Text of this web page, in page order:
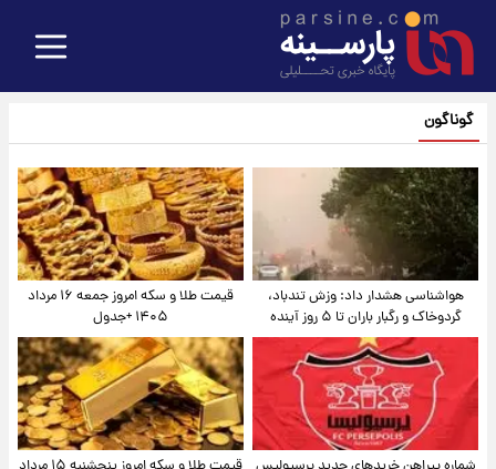
گوناگون
هواشناسی هشدار داد: وزش تندباد،
گردوخاک و رگبار باران تا ۵ روز آینده
قیمت طلا و سکه امروز جمعه ۱۶ مرداد
۱۴۰۵ +جدول